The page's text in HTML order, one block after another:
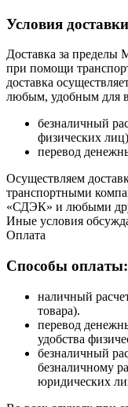
Условия
Доставка за пределы
при помощи
доставка
любым, удобным для
безналичный
физических
перевод
Осуществляем
транспортными
«СДЭК» и любыми
Иные условия
Оплата
Способы оплаты:
наличный
товара).
перевод
удобства
безналичный
безналичному
юридических